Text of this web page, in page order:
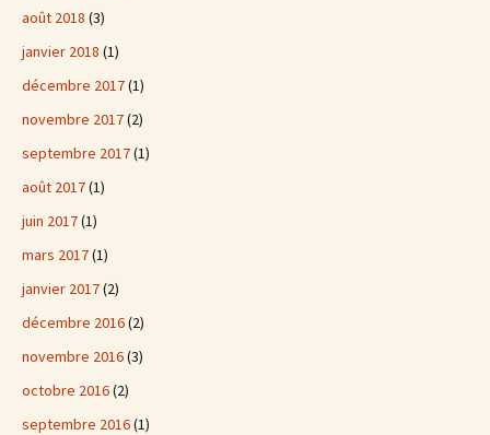
août 2018 (3)
janvier 2018 (1)
décembre 2017(1)
novembre 2017(2)
septembre 2017(1)
août 2017(1)
juin 2017(1)
mars 2017(1)
janvier 2017(2)
décembre 2016(2)
novembre 2016(3)
octobre 2016(2)
septembre 2016(1)